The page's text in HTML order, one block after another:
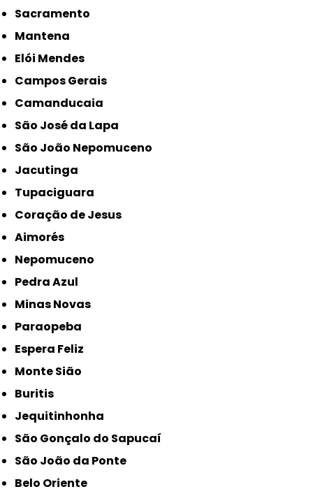
Sacramento
Mantena
Elói Mendes
Campos Gerais
Camanducaia
São José da Lapa
São João Nepomuceno
Jacutinga
Tupaciguara
Coração de Jesus
Aimorés
Nepomuceno
Pedra Azul
Minas Novas
Paraopeba
Espera Feliz
Monte Sião
Buritis
Jequitinhonha
São Gonçalo do Sapucaí
São João da Ponte
Belo Oriente